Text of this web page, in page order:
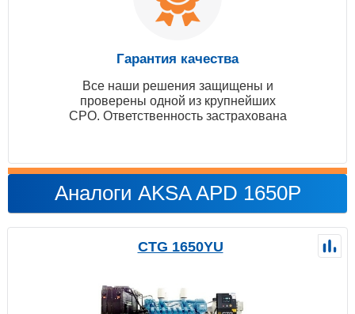
Гарантия качества
Все наши решения защищены и
проверены одной из крупнейших
СРО. Ответственность застрахована
Аналоги AKSA APD 1650P
CTG 1650YU